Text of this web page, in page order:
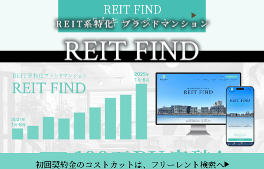
REIT FIND
5大キャンペーン
初回契約金のコストカットは、フリーレント検索へ